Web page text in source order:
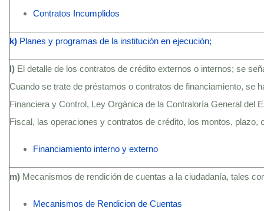
Contratos Incumplidos
k) Planes y programas de la institución en ejecución;
l) El detalle de los contratos de crédito externos o internos; se
Cuando se trate de préstamos o contratos de financiamiento, se
Financiera y Control, Ley Orgánica de la Contraloría General del
Fiscal, las operaciones y contratos de crédito, los montos, plazo,
Financiamiento interno y externo
m) Mecanismos de rendición de cuentas a la ciudadanía, tales
Mecanismos de Rendicion de Cuentas